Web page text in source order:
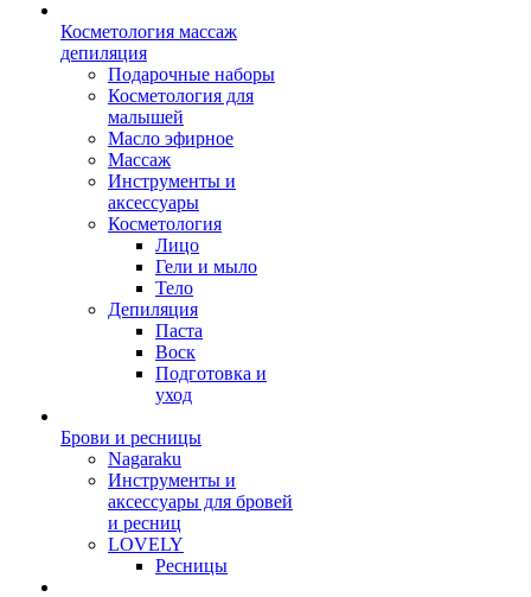
Косметология массаж
депиляция
Подарочные наборы
Косметология для
малышей
Масло эфирное
Массаж
Инструменты и
аксессуары
Косметология
Лицо
Гели и мыло
Тело
Депиляция
Паста
Воск
Подготовка и
уход
Брови и ресницы
Nagaraku
Инструменты и
аксессуары для бровей
и ресниц
LOVELY
Ресницы